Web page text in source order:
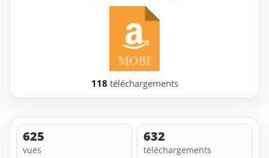
118 téléchargements
625
vues
632
téléchargements